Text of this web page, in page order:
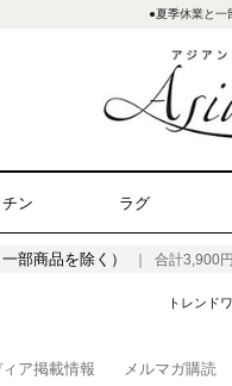
●夏季休業と一
ン ラグ
部商品を除く） ｜ 合計3,900
トレンド
ア掲載情報 メルマガ購読